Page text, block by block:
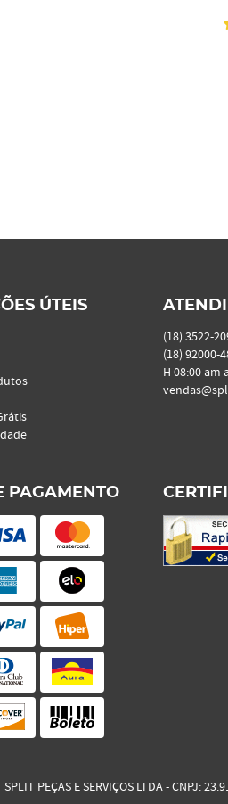
ÚTEIS
(18) 3522-
(18) 92000-
H 08:00 am
PAGAMENTO
SPLIT PEÇAS E SERVIÇOS LTDA CNPJ: